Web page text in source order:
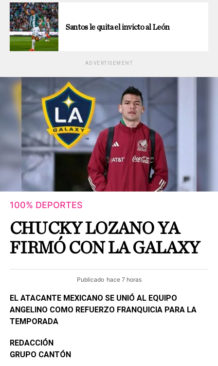
Santos le quita el invicto al León
ADVERTISEMENT
100% DEPORTES
CHUCKY LOZANO YA
FIRMÓ CON LA GALAXY
Publicado hace 7 horas
EL ATACANTE MEXICANO SE UNIÓ AL EQUIPO
ANGELINO COMO REFUERZO FRANQUICIA PARA LA
TEMPORADA
REDACCIÓN
GRUPO CANTÓN